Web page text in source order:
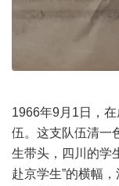
1966年9月1日，
伍。这支队伍清一
生带头，四川的学
赴京学生”的横幅